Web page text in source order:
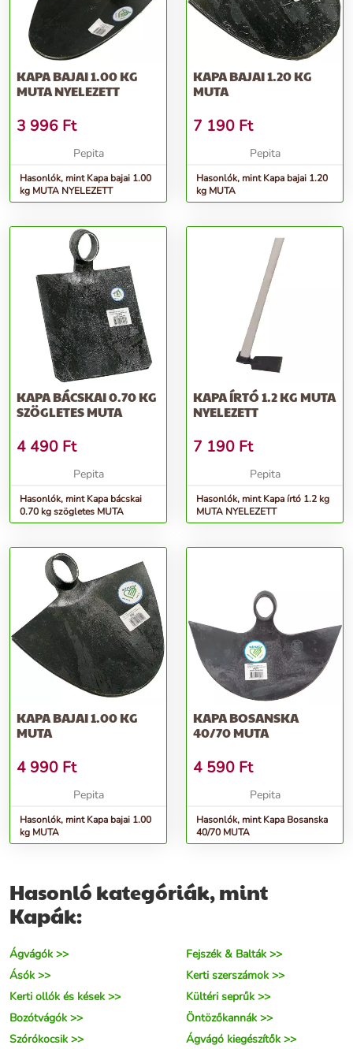
KAPA BAJAI 1.00 KG
MUTA NYELEZETT
3 996 Ft
Pepita
Hasonlók, mint Kapa bajai 1.00
kg MUTA NYELEZETT
KAPA BAJAI 1.20 KG
MUTA
7 190 Ft
Pepita
Hasonlók, mint Kapa bajai 1.20
kg MUTA
KAPA BÁCSKAI 0.70 KG
SZÖGLETES MUTA
4 490 Ft
Pepita
Hasonlók, mint Kapa bácskai
0.70 kg szögletes MUTA
KAPA ÍRTÓ 1.2 KG MUTA
NYELEZETT
7 190 Ft
Pepita
Hasonlók, mint Kapa írtó 1.2 kg
MUTA NYELEZETT
KAPA BAJAI 1.00 KG
MUTA
4 990 Ft
Pepita
Hasonlók, mint Kapa bajai 1.00
kg MUTA
KAPA BOSANSKA
40/70 MUTA
4 590 Ft
Pepita
Hasonlók, mint Kapa Bosanska
40/70 MUTA
Hasonló kategóriák, mint
Kapák:
Ágvágók >>
Fejszék & Balták >>
Ásók >>
Kerti szerszámok >>
Kerti ollók és kések >>
Kültéri seprűk >>
Bozótvágók >>
Öntözőkannák >>
Szórókocsik >>
Ágvágó kiegészítők >>